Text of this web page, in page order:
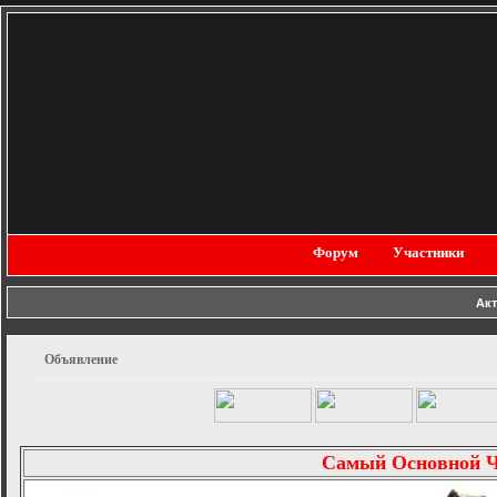
Форум Участники
Объявление
Самый Основной